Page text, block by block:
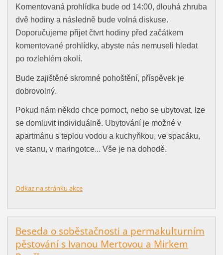
Komentovaná prohlídka bude od 14:00, dlouhá zhruba
dvě hodiny a následně bude volná diskuse.
Doporučujeme přijet čtvrt hodiny před začátkem
komentované prohlídky, abyste nás nemuseli hledat
po rozlehlém okolí.
Bude zajištěné skromné pohoštění, příspěvek je
dobrovolný.
Pokud nám někdo chce pomoct, nebo se ubytovat, lze
se domluvit individuálně. Ubytování je možné v
apartmánu s teplou vodou a kuchyňkou, ve spacáku,
ve stanu, v maringotce... Vše je na dohodě.
Odkaz na stránku akce
Beseda o soběstačnosti a permakulturním
pěstování s Ivanou Mertovou a Mirkem